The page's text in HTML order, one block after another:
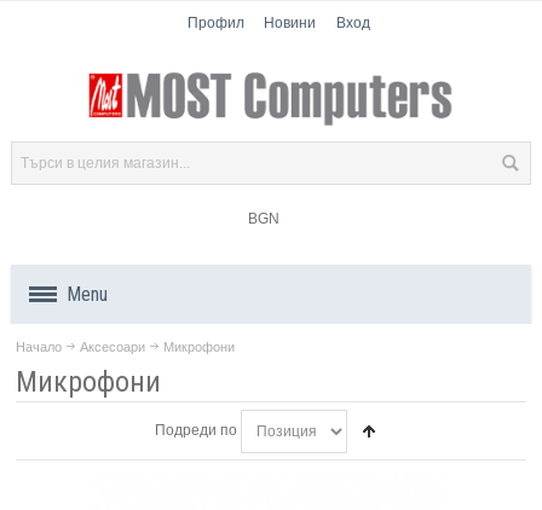
Профил Новини Вход
BGN
Menu
Продукти
Начало Аксесоари Микрофони
Микрофони
Подреди по